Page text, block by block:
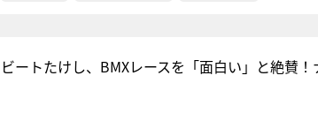
ビートたけし、BMXレースを「面白い」と絶賛